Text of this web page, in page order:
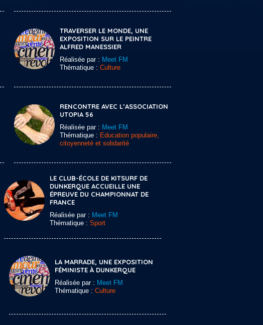
TRAVERSER LE MONDE, UNE
EXPOSITION SUR LE PEINTRE
ALFRED MANESSIER
Réalisée par : Meet FM
Thématique : Culture
RENCONTRE AVEC L’ASSOCIATION
UTOPIA 56
Réalisée par : Meet FM
Thématique : Education populaire,
citoyenneté et solidarité
LE CLUB-ÉCOLE DE KITSURF DE
DUNKERQUE ACCUEILLE UNE
ÉPREUVE DU CHAMPIONNAT DE
FRANCE
Réalisée par : Meet FM
Thématique : Sport
LA MARRADE, UNE EXPOSITION
FÉMINISTE À DUNKERQUE
Réalisée par : Meet FM
Thématique : Culture